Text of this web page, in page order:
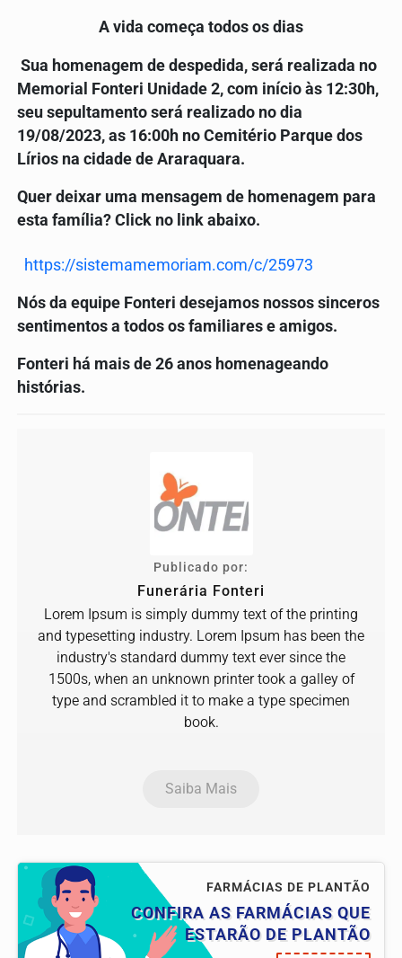
A vida começa todos os dias
Sua homenagem de despedida, será realizada no
Memorial Fonteri Unidade 2, com início às 12:30h,
seu sepultamento será realizado no dia
19/08/2023, as 16:00h no Cemitério Parque dos
Lírios na cidade de Araraquara.
Quer deixar uma mensagem de homenagem para
esta família? Click no link abaixo.
https://sistemamemoriam.com/c/25973
Nós da equipe Fonteri desejamos nossos sinceros
sentimentos a todos os familiares e amigos.
Fonteri há mais de 26 anos homenageando
histórias.
Publicado por:
Funerária Fonteri
Lorem Ipsum is simply dummy text of the printing
and typesetting industry. Lorem Ipsum has been the
industry's standard dummy text ever since the
1500s, when an unknown printer took a galley of
type and scrambled it to make a type specimen
book.
Saiba Mais
FARMÁCIAS DE PLANTÃO
CONFIRA AS FARMÁCIAS QUE
ESTARÃO DE PLANTÃO